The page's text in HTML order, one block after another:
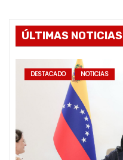
ÚLTIMAS NOTICIAS
DESTACADO NOTICIAS